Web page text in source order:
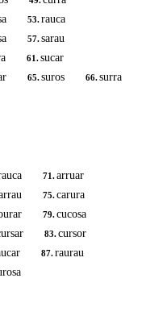
53.rauca
57.sarau
61.sucar
65.suros 66.surra
71.arruar
75.carura
79.cucosa
83.cursor
87.raurau